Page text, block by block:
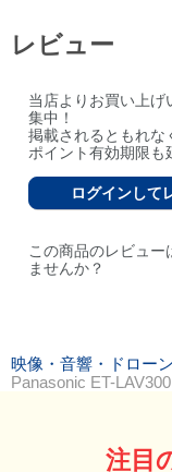
レビュー
当店よりお買い上げ
集中！
掲載されるともれな
ポイント有効期限も
ログインして
この商品のレビュー
ませんか？
映像・音響・ドロー
Panasonic ET-
注目